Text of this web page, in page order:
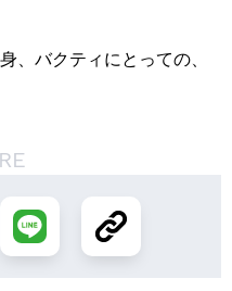
、バクティにとっての、